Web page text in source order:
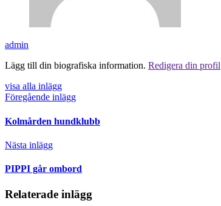
admin
Lägg till din biografiska information. Redigera din profil
visa alla inlägg
Föregående inlägg
Kolmården hundklubb
Nästa inlägg
PIPPI går ombord
Relaterade inlägg